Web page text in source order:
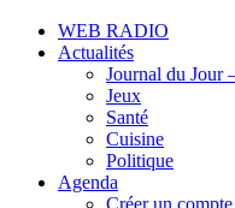
WEB RADIO
Actualités
Journal du Jour
Jeux
Santé
Cuisine
Politique
Agenda
Créer un compte